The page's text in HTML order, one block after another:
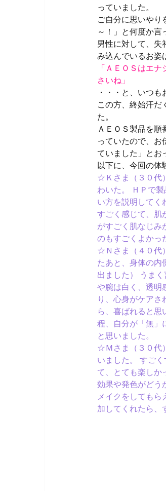
っていました。
ご自分に思いやり
～！」と何度か言
男性に対して、
み込んでいるお姿
「ＡＥＯＳはエ
さいね」
・・・と、いつも
この方、終始汗だ
た。
ＡＥＯＳ製品を
っていたので、お
ていました」とお
以下に、今回の体
☆Ｋさま（３０代
わいた。 ＨＰで
い方を説明してく
すごく感じて、肌
がすごく肌なじみ
のもすごくよかっ
☆Ｎさま（４０代
たあと、身体の内
出ました） うま
や腕は白く、透明
り、心身がケアさ
ら、喜ばれると思
程、自分が「無」
と思いました。
☆Ｍさま（３０代
いました。 すご
て、とても楽しか
効果や発色がどう
メイクをしても
加してくれたら、